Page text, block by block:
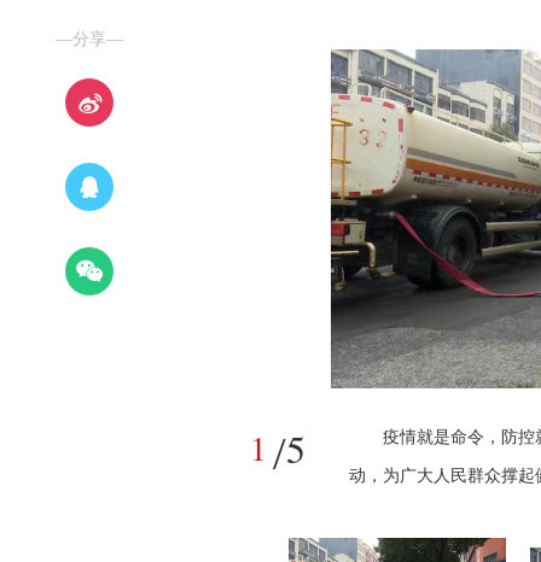
—分享—
1 /5 疫情就是命令，防控
动，为广大人民群众撑起